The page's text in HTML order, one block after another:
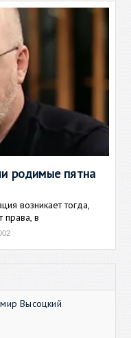
родимые пятна
возникает тогда,
права, в
Высоцкий